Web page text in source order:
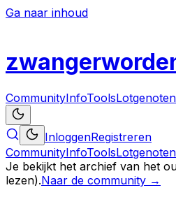
Ga naar inhoud
zwanger
CommunityInfoToolsLotgenoten
InloggenRegistreren
CommunityInfoToolsLotgenoten
Je bekijkt het archief van het
lezen).Naar de community →